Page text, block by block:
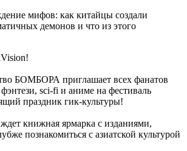
БОМБОРА приглашает всех фанатов
sci-fi и аниме на фестиваль
праздник гик-культуры!
книжная ярмарка с изданиями,
познакомиться с азиатской культурой